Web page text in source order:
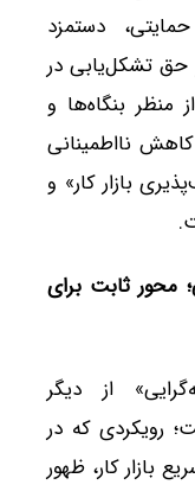
دستمزد
حق تشکل‌یابی در
منظر بنگاه‌ها و
نااطمینانی
بازار کار» و
محور ثابت برای
از دیگر
رویکردی که در
بازار کار، ظهور